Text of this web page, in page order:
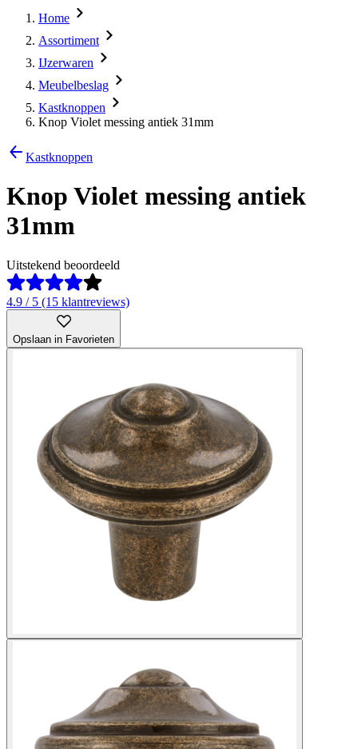
Home
Assortiment
IJzerwaren
Meubelbeslag
Kastknoppen
Knop Violet messing antiek 31mm
Kastknoppen
Knop Violet messing antiek
31mm
Uitstekend beoordeeld
4.9 / 5 (15 klantreviews)
Opslaan in Favorieten